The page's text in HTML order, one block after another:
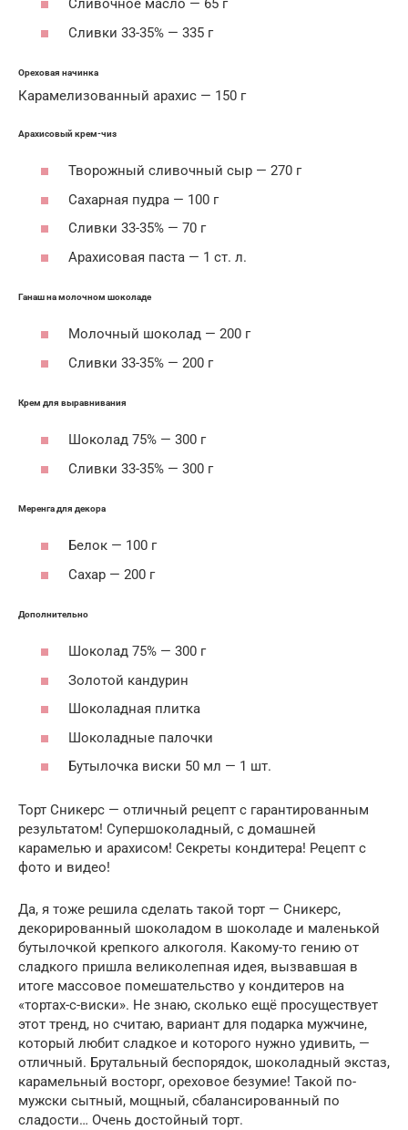
Сливочное масло — 65 г
Сливки 33-35% — 335 г
Ореховая начинка
Карамелизованный арахис — 150 г
Арахисовый крем-чиз
Творожный сливочный сыр — 270 г
Сахарная пудра — 100 г
Сливки 33-35% — 70 г
Арахисовая паста — 1 ст. л.
Ганаш на молочном шоколаде
Молочный шоколад — 200 г
Сливки 33-35% — 200 г
Крем для выравнивания
Шоколад 75% — 300 г
Сливки 33-35% — 300 г
Меренга для декора
Белок — 100 г
Сахар — 200 г
Дополнительно
Шоколад 75% — 300 г
Золотой кандурин
Шоколадная плитка
Шоколадные палочки
Бутылочка виски 50 мл — 1 шт.
Торт Сникерс — отличный рецепт с гарантированным
результатом! Супершоколадный, с домашней
карамелью и арахисом! Секреты кондитера! Рецепт с
фото и видео!
Да, я тоже решила сделать такой торт — Сникерс,
декорированный шоколадом в шоколаде и маленькой
бутылочкой крепкого алкоголя. Какому-то гению от
сладкого пришла великолепная идея, вызвавшая в
итоге массовое помешательство у кондитеров на
«тортах-с-виски». Не знаю, сколько ещё просуществует
этот тренд, но считаю, вариант для подарка мужчине,
который любит сладкое и которого нужно удивить, —
отличный. Брутальный беспорядок, шоколадный экстаз,
карамельный восторг, ореховое безумие! Такой по-
мужски сытный, мощный, сбалансированный по
сладости… Очень достойный торт.